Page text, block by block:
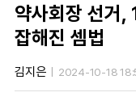
약사회장 선거
잡해진 셈법
김지은 2024-10-18